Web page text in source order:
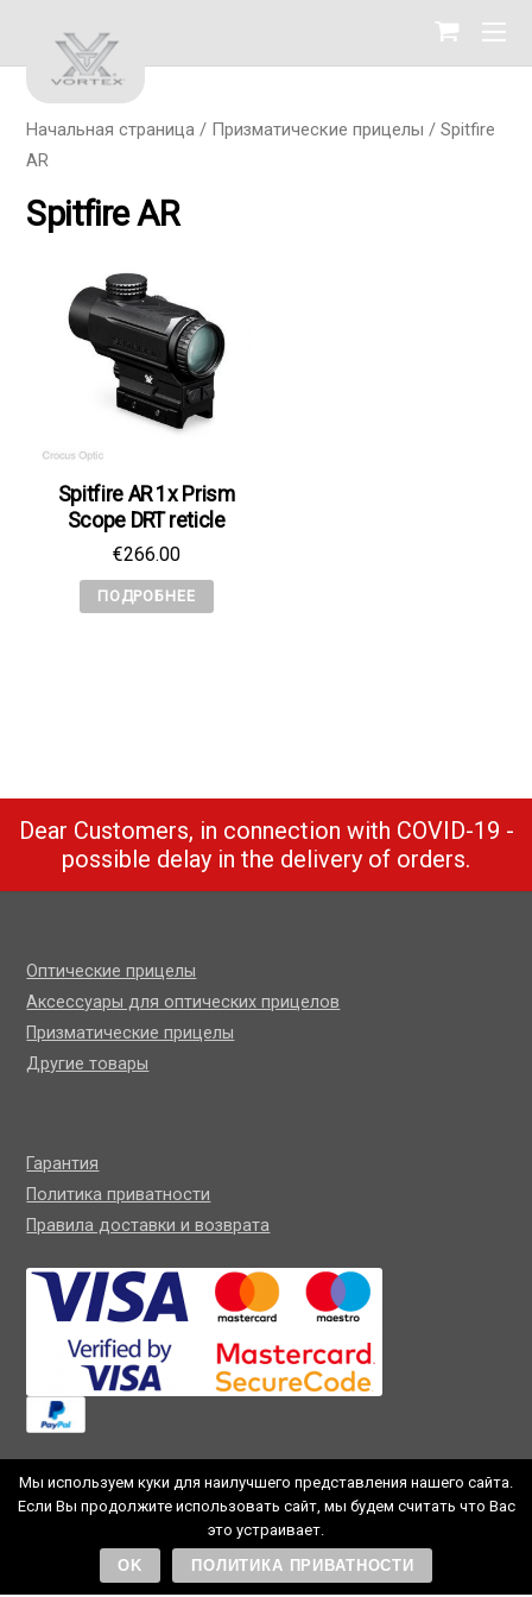
Начальная страница / Призматические прицелы / Spitfire
AR
Spitfire AR
Spitfire AR 1x Prism
Scope DRT reticle
€266.00
ПОДРОБНЕЕ
Dear Customers, in connection with COVID-19 -
possible delay in the delivery of orders.
Оптические прицелы
Аксессуары для оптических прицелов
Призматические прицелы
Другие товары
Гарантия
Политика приватности
Правила доставки и возврата
SIA CROCUS OPTIC
Reg. Nr. 40203113458
Slokas street 72-15v, RĪga, LV-1007, Latvija
Мы используем куки для наилучшего представления нашего сайта.
Если Вы продолжите использовать сайт, мы будем считать что Вас
это устраивает.
OK
ПОЛИТИКА ПРИВАТНОСТИ